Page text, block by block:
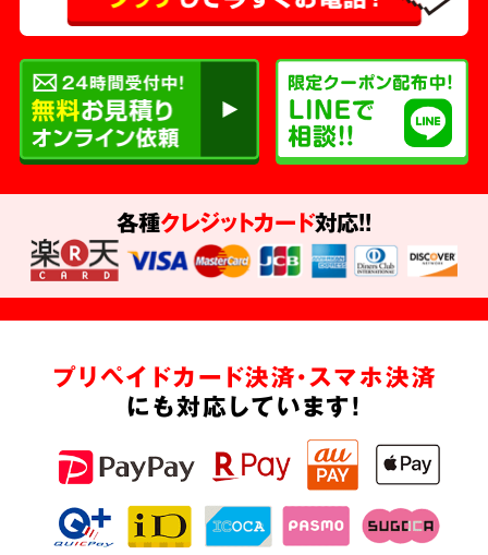
各種クレジットカード対応!!
プリペイドカード決済・スマホ決済
にも対応しています!